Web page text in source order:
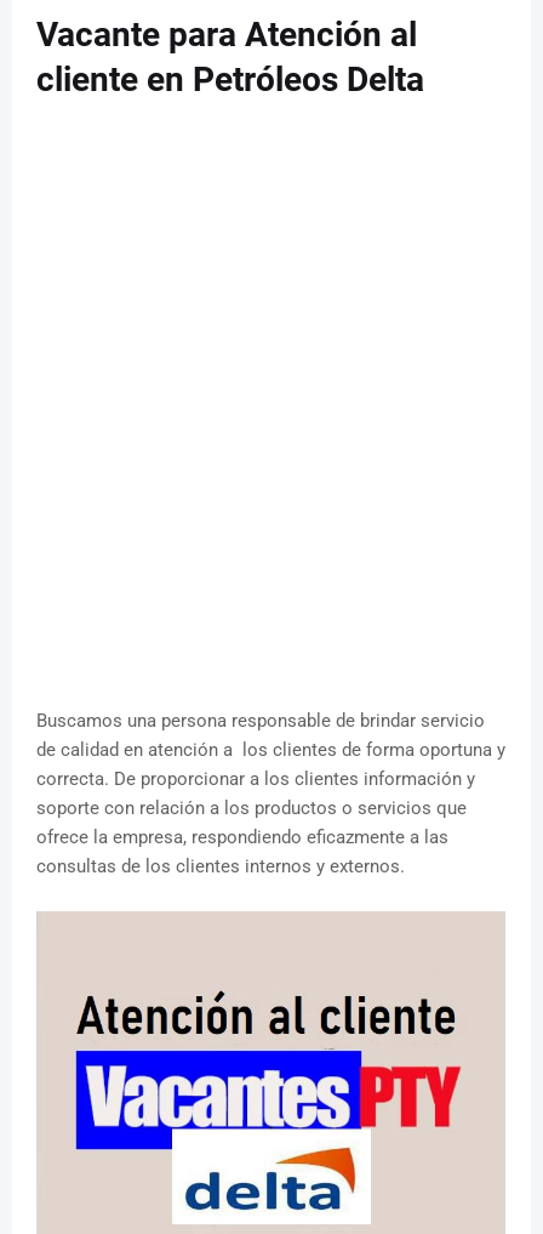
Vacante para Atención al
cliente en Petróleos Delta
Buscamos una persona responsable de brindar servicio
de calidad en atención a los clientes de forma oportuna y
correcta. De proporcionar a los clientes información y
soporte con relación a los productos o servicios que
ofrece la empresa, respondiendo eficazmente a las
consultas de los clientes internos y externos.